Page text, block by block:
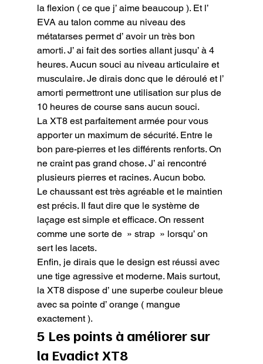
la flexion ( ce que j’ aime beaucoup ). Et l’
EVA au talon comme au niveau des
métatarses permet d’ avoir un très bon
amorti. J’ ai fait des sorties allant jusqu’ à 4
heures. Aucun souci au niveau articulaire et
musculaire. Je dirais donc que le déroulé et l’
amorti permettront une utilisation sur plus de
10 heures de course sans aucun souci.
La XT8 est parfaitement armée pour vous
apporter un maximum de sécurité. Entre le
bon pare-pierres et les différents renforts. On
ne craint pas grand chose. J’ ai rencontré
plusieurs pierres et racines. Aucun bobo.
Le chaussant est très agréable et le maintien
est précis. Il faut dire que le système de
laçage est simple et efficace. On ressent
comme une sorte de  » strap  » lorsqu’ on
sert les lacets.
Enfin, je dirais que le design est réussi avec
une tige agressive et moderne. Mais surtout,
la XT8 dispose d’ une superbe couleur bleue
avec sa pointe d’ orange ( mangue
exactement ).
5 Les points à améliorer sur
la Evadict XT8